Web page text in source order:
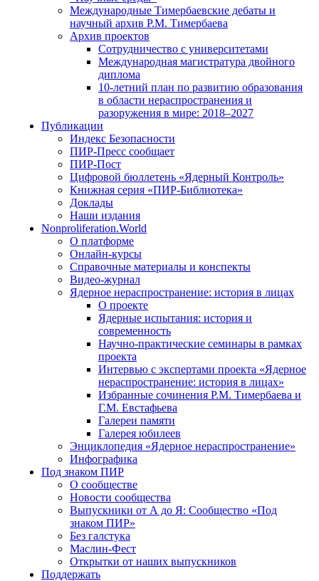
Международные Тимербаевские дебаты и
научный архив Р.М. Тимербаева
Архив проектов
Сотрудничество с университетами
Международная магистратура двойного
диплома
10-летний план по развитию образования
в области нераспространения и
разоружения в мире: 2018–2027
Публикации
Индекс Безопасности
ПИР-Пресс сообщает
ПИР-Пост
Цифровой бюллетень «Ядерный Контроль»
Книжная серия «ПИР-Библиотека»
Доклады
Наши издания
Nonproliferation.World
О платформе
Онлайн-курсы
Справочные материалы и конспекты
Видео-журнал
Ядерное нераспространение: история в лицах
О проекте
Ядерные испытания: история и
современность
Научно-практические семинары в рамках
проекта
Интервью с экспертами проекта «Ядерное
нераспространение: история в лицах»
Избранные сочинения Р.М. Тимербаева и
Г.М. Евстафьева
Галереи памяти
Галерея юбилеев
Энциклопедия «Ядерное нераспространение»
Инфографика
Под знаком ПИР
О сообществе
Новости сообщества
Выпускники от А до Я: Сообщество «Под
знаком ПИР»
Без галстука
Маслин-Фест
Открытки от наших выпускников
Поддержать